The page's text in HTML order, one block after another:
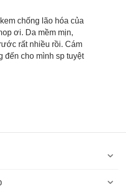
chống lão hóa của
ơi. Da mềm mịn,
rất nhiều rồi. Cám
đến cho mình sp tuyệt